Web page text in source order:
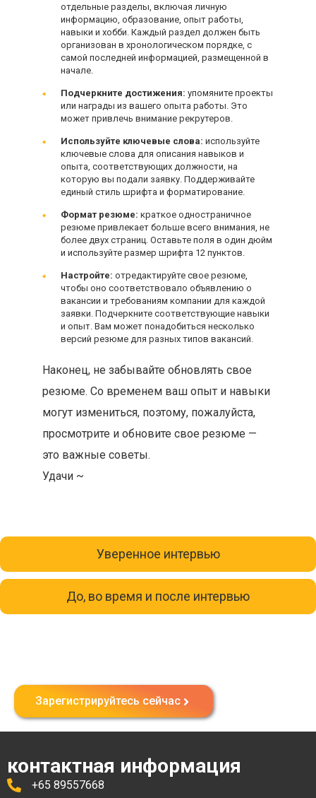
Уверенное интервью
До, во время и после интервью
отдельные разделы, включая личную
информацию, образование, опыт работы,
навыки и хобби. Каждый раздел должен быть
организован в хронологическом порядке, с
самой последней информацией, размещенной в
начале.
Подчеркните достижения: упомяните проекты
или награды из вашего опыта работы. Это
может привлечь внимание рекрутеров.
Используйте ключевые слова: используйте
ключевые слова для описания навыков и
опыта, соответствующих должности, на
которую вы подали заявку. Поддерживайте
единый стиль шрифта и форматирование.
Формат резюме: краткое одностраничное
резюме привлекает больше всего внимания, не
более двух страниц. Оставьте поля в один дюйм
и используйте размер шрифта 12 пунктов.
Настройте: отредактируйте свое резюме,
чтобы оно соответствовало объявлению о
вакансии и требованиям компании для каждой
заявки. Подчеркните соответствующие навыки
и опыт. Вам может понадобиться несколько
версий резюме для разных типов вакансий.
Наконец, не забывайте обновлять свое
резюме. Со временем ваш опыт и навыки
могут измениться, поэтому, пожалуйста,
просмотрите и обновите свое резюме —
это важные советы.
Удачи ~
Зарегистрируйтесь сейчас
контактная информация
+65 89557668